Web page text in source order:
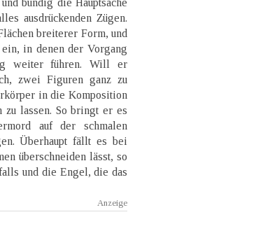
ausdrückenden Zügen.
breiterer Form, und
in denen der Vorgang
weiter führen. Will er
zwei Figuren ganz zu
in die Komposition
zu lassen. So bringt er es
auf der schmalen
Überhaupt fällt es bei
überschneiden lässt, so
und die Engel, die das